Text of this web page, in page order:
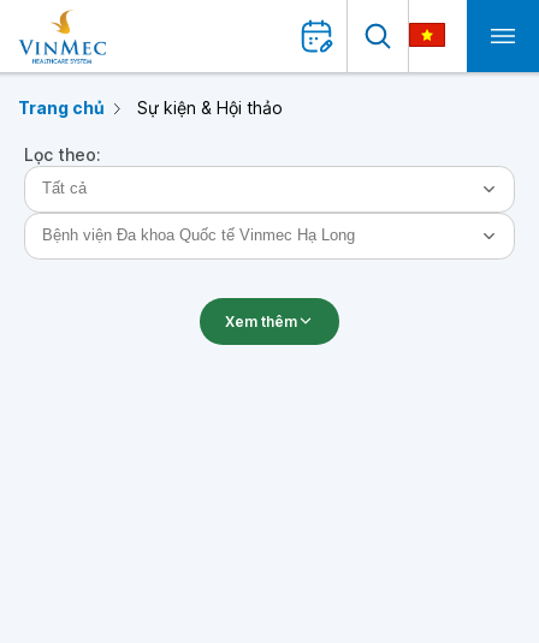
Trang chủ Sự kiện & Hội thảo
Lọc theo:
Xem thêm